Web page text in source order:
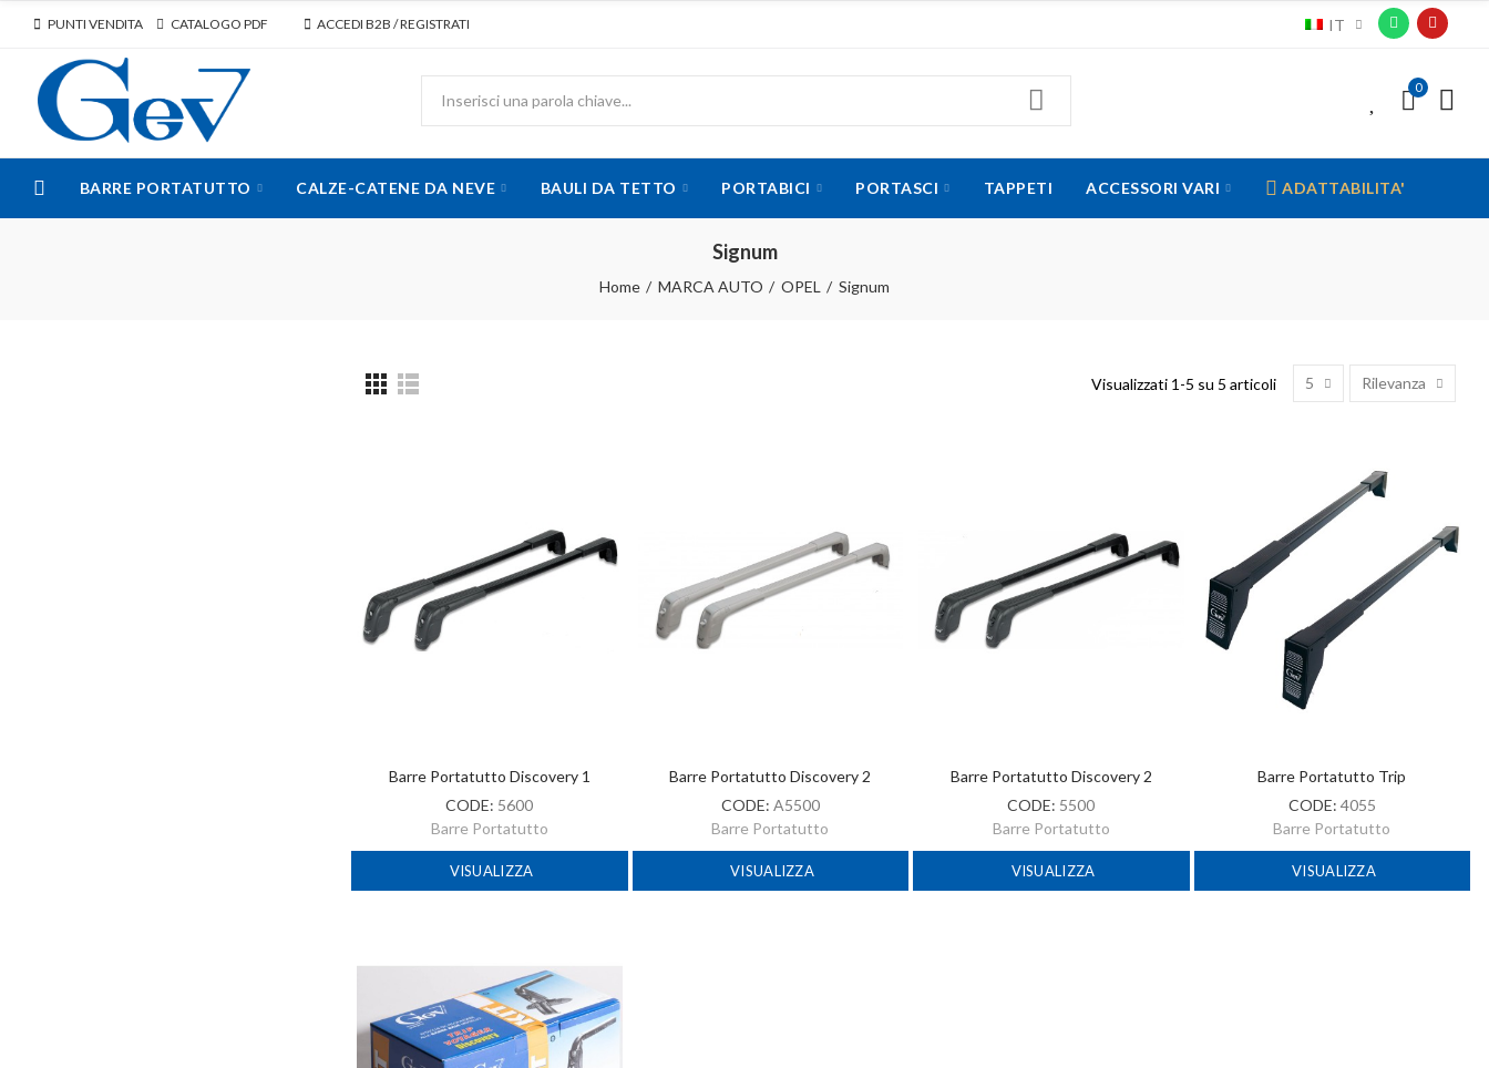
PUNTI VENDITA CATALOGO PDF ACCEDI B2B / REGISTRATI IT
0
BARRE PORTATUTTO CALZE-CATENE DA NEVE BAULI DA TETTO PORTABICI PORTASCI TAPPETI ACCESSORI VARI ADATTABILITA'
Signum
Home MARCA AUTO OPEL Signum
Visualizzati 1-5 su 5 articoli 5 Rilevanza
Barre Portatutto Discovery 1
CODE: 5600
Barre Portatutto
VISUALIZZA
Barre Portatutto Discovery 2
CODE: A5500
Barre Portatutto
VISUALIZZA
Barre Portatutto Discovery 2
CODE: 5500
Barre Portatutto
VISUALIZZA
Barre Portatutto Trip
CODE: 4055
Barre Portatutto
VISUALIZZA